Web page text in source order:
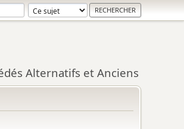
Alternatifs et Anciens